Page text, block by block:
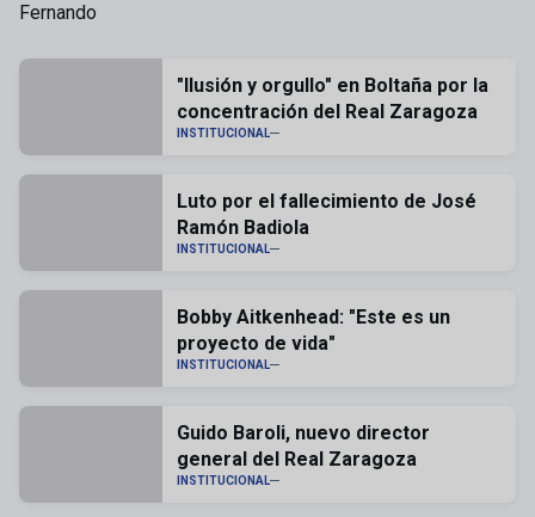
Fernando
"Ilusión y orgullo" en Boltaña por la
concentración del Real Zaragoza
INSTITUCIONAL
Luto por el fallecimiento de José
Ramón Badiola
INSTITUCIONAL
Bobby Aitkenhead: "Este es un
proyecto de vida"
INSTITUCIONAL
Guido Baroli, nuevo director
general del Real Zaragoza
INSTITUCIONAL